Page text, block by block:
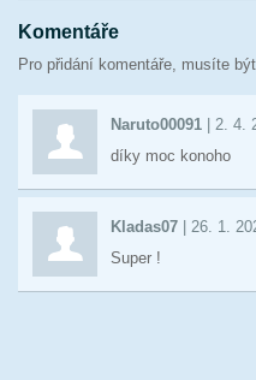
Komentáře
Pro přidání komentáře, musíte být
Naruto00091
2. 4.
díky moc konoho
Kladas07
26. 1.
Super !